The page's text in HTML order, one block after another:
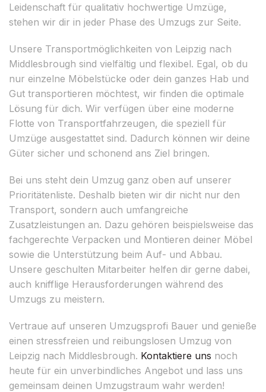
Leidenschaft für qualitativ hochwertige Umzüge,
stehen wir dir in jeder Phase des Umzugs zur Seite.
Unsere Transportmöglichkeiten von Leipzig nach
Middlesbrough sind vielfältig und flexibel. Egal, ob du
nur einzelne Möbelstücke oder dein ganzes Hab und
Gut transportieren möchtest, wir finden die optimale
Lösung für dich. Wir verfügen über eine moderne
Flotte von Transportfahrzeugen, die speziell für
Umzüge ausgestattet sind. Dadurch können wir deine
Güter sicher und schonend ans Ziel bringen.
Bei uns steht dein Umzug ganz oben auf unserer
Prioritätenliste. Deshalb bieten wir dir nicht nur den
Transport, sondern auch umfangreiche
Zusatzleistungen an. Dazu gehören beispielsweise das
fachgerechte Verpacken und Montieren deiner Möbel
sowie die Unterstützung beim Auf- und Abbau.
Unsere geschulten Mitarbeiter helfen dir gerne dabei,
auch knifflige Herausforderungen während des
Umzugs zu meistern.
Vertraue auf unseren Umzugsprofi Bauer und genieße
einen stressfreien und reibungslosen Umzug von
Leipzig nach Middlesbrough. Kontaktiere uns noch
heute für ein unverbindliches Angebot und lass uns
gemeinsam deinen Umzugstraum wahr werden!